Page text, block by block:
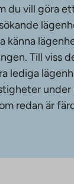
du vill göra
känna
Till viss
lediga
redan är